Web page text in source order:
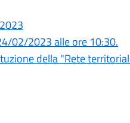
02/2023 alle ore 10:30.
della "Rete